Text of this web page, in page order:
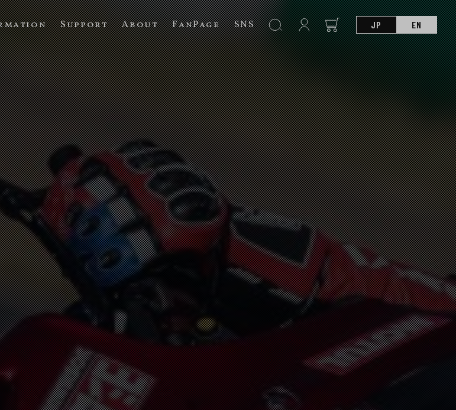
Support About FanPage SNS JP EN